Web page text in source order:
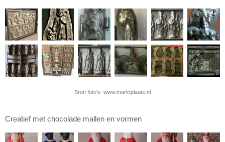
Bron foto's: www.marktplaats.nl
Creatief met chocolade mallen en vormen